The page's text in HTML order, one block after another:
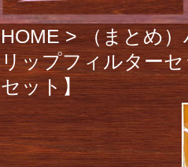
HOME > （まとめ
リップフィルター
セット】